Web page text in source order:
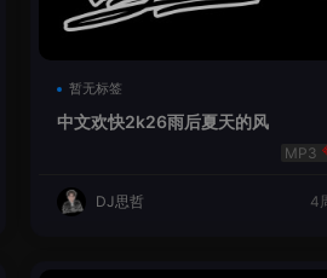
暂无标签
中文欢快2k26雨后夏天的风
DJ思哲 4